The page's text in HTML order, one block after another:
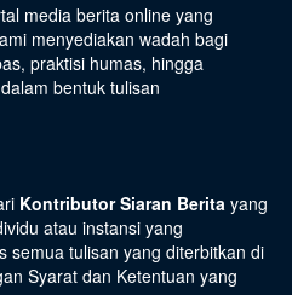
media berita online yang
menyediakan wadah bagi
praktisi humas, hingga
bentuk tulisan
Kontributor Siaran Berita yang
atau instansi yang
semua tulisan yang diterbitkan di
Syarat dan Ketentuan yang